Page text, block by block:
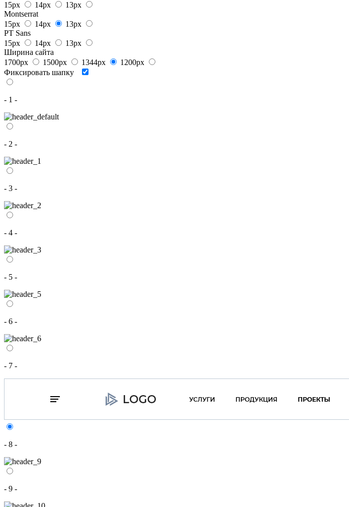
15px
14px
13px
Montserrat
15px
14px
13px
PT Sans
15px
14px
13px
Ширина сайта
1700px
1500px 1344px
1200px
Фиксировать шапку
- 1 -
- 2 -
- 3 -
- 4 -
- 5 -
- 6 -
- 7 -
- 8 -
- 9 -